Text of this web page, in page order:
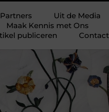
Partners
Uit de Media
Maak Kennis met Ons
publiceren
Contact